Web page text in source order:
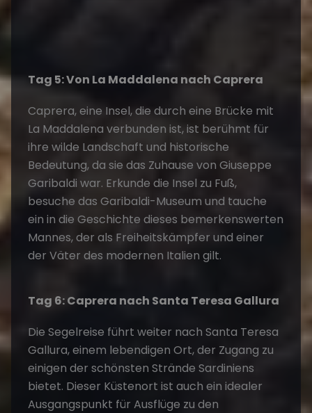
Tag 5: Von La Maddalena nach Caprera
Caprera, eine Insel, die durch eine Brücke mit
La Maddalena verbunden ist, ist berühmt für
ihre wilde Landschaft und historische
Bedeutung, da sie das Zuhause von Giuseppe
Garibaldi war. Erkunde die Insel zu Fuß,
besuche das Garibaldi-Museum und tauche
ein in die Geschichte dieses bemerkenswerten
Mannes, der als Freiheitskämpfer und einer
der Väter des modernen Italien gilt.
Tag 6: Caprera nach Santa Teresa Gallura
Die Segelreise führt weiter nach Santa Teresa
Gallura, einem lebendigen Ort, der Zugang zu
einigen der schönsten Strände Sardiniens
bietet. Dieser Küstenort ist auch ein idealer
Ausgangspunkt für Ausflüge zu den